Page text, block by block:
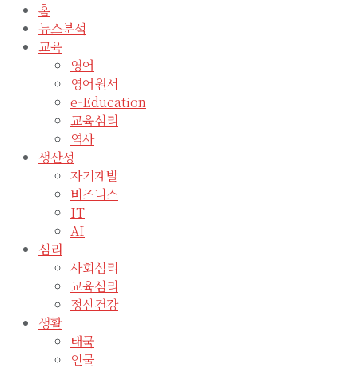
홈
뉴스분석
교육
영어
영어원서
e-Education
교육심리
역사
생산성
자기계발
비즈니스
IT
AI
심리
사회심리
교육심리
정신건강
생활
태국
인물